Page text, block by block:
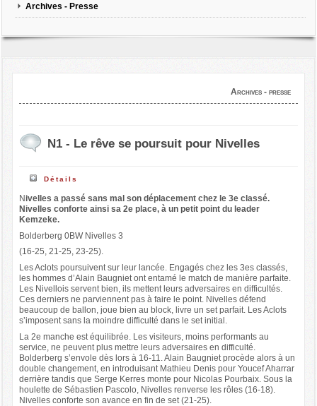
Archives - Presse
Archives - presse
N1 - Le rêve se poursuit pour Nivelles
Détails
Nivelles a passé sans mal son déplacement chez le 3e classé.
Nivelles conforte ainsi sa 2e place, à un petit point du leader
Kemzeke.
Bolderberg 0BW Nivelles 3
(16-25, 21-25, 23-25).
Les Aclots poursuivent sur leur lancée. Engagés chez les 3es classés,
les hommes d’Alain Baugniet ont entamé le match de manière parfaite.
Les Nivellois servent bien, ils mettent leurs adversaires en difficultés.
Ces derniers ne parviennent pas à faire le point. Nivelles défend
beaucoup de ballon, joue bien au block, livre un set parfait. Les Aclots
s’imposent sans la moindre difficulté dans le set initial.
La 2e manche est équilibrée. Les visiteurs, moins performants au
service, ne peuvent plus mettre leurs adversaires en difficulté.
Bolderberg s’envole dès lors à 16-11. Alain Baugniet procède alors à un
double changement, en introduisant Mathieu Denis pour Youcef Aharrar
derrière tandis que Serge Kerres monte pour Nicolas Pourbaix. Sous la
houlette de Sébastien Pascolo, Nivelles renverse les rôles (16-18).
Nivelles conforte son avance en fin de set (21-25).